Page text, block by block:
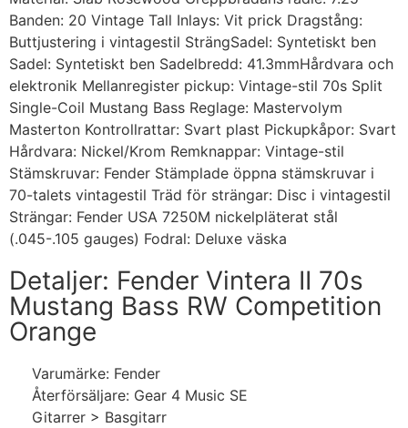
Banden: 20 Vintage Tall Inlays: Vit prick Dragstång:
Buttjustering i vintagestil SträngSadel: Syntetiskt ben
Sadel: Syntetiskt ben Sadelbredd: 41.3mmHårdvara och
elektronik Mellanregister pickup: Vintage-stil 70s Split
Single-Coil Mustang Bass Reglage: Mastervolym
Masterton Kontrollrattar: Svart plast Pickupkåpor: Svart
Hårdvara: Nickel/Krom Remknappar: Vintage-stil
Stämskruvar: Fender Stämplade öppna stämskruvar i
70-talets vintagestil Träd för strängar: Disc i vintagestil
Strängar: Fender USA 7250M nickelpläterat stål
(.045-.105 gauges) Fodral: Deluxe väska
Detaljer: Fender Vintera II 70s
Mustang Bass RW Competition
Orange
Varumärke: Fender
Återförsäljare: Gear 4 Music SE
Gitarrer > Basgitarr